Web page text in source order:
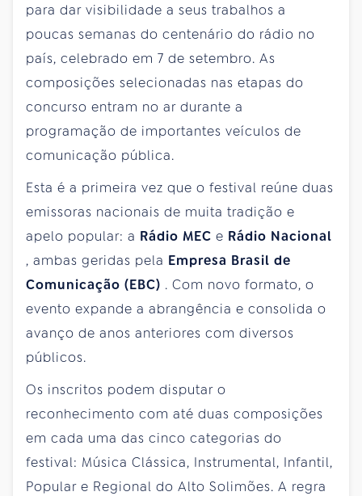
para dar visibilidade a seus trabalhos a
poucas semanas do centenário do rádio no
país, celebrado em 7 de setembro. As
composições selecionadas nas etapas do
concurso entram no ar durante a
programação de importantes veículos de
comunicação pública.
Esta é a primeira vez que o festival reúne duas
emissoras nacionais de muita tradição e
apelo popular: a Rádio MEC e Rádio Nacional
, ambas geridas pela Empresa Brasil de
Comunicação (EBC) . Com novo formato, o
evento expande a abrangência e consolida o
avanço de anos anteriores com diversos
públicos.
Os inscritos podem disputar o
reconhecimento com até duas composições
em cada uma das cinco categorias do
festival: Música Clássica, Instrumental, Infantil,
Popular e Regional do Alto Solimões. A regra